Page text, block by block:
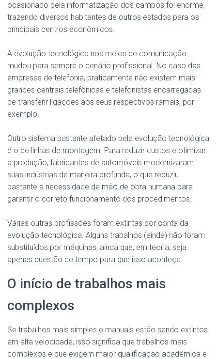
ocasionado pela informatização dos campos foi enorme,
trazendo diversos habitantes de outros estados para os
principais centros econômicos.
A evolução tecnológica nos meios de comunicação
mudou para sempre o cenário profissional. No caso das
empresas de telefonia, praticamente não existem mais
grandes centrais telefônicas e telefonistas encarregadas
de transferir ligações aos seus respectivos ramais, por
exemplo.
Outro sistema bastante afetado pela evolução tecnológica
é o de linhas de montagem. Para reduzir custos e otimizar
a produção, fabricantes de automóveis modernizaram
suas indústrias de maneira profunda, o que reduziu
bastante a necessidade de mão de obra humana para
garantir o correto funcionamento dos procedimentos.
Várias outras profissões foram extintas por conta da
evolução tecnológica. Alguns trabalhos (ainda) não foram
substituídos por máquinas, ainda que, em teoria, seja
apenas questão de tempo para que isso aconteça.
O início de trabalhos mais
complexos
Se trabalhos mais simples e manuais estão sendo extintos
em alta velocidade, isso significa que trabalhos mais
complexos e que exigem maior qualificação acadêmica e